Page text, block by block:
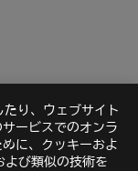
たり、ウェブサイト
ービスでのオンラ
に、クッキーおよ
よび類似の技術を